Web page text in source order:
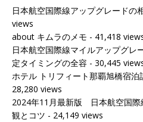
日本航空国際線アップグレードの
views
about キムラのメモ - 41,418
日本航空国際線マイルアップグレ
定タイミングの全容 - 30,445
ホテル トリフィート那覇旭橋宿泊
28,280 views
2024年11月最新版 日本航空国際
観とコツ - 24,149 views